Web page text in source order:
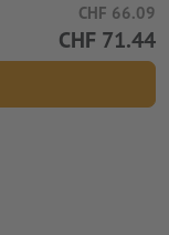
CHF 66.09
CHF 71.44